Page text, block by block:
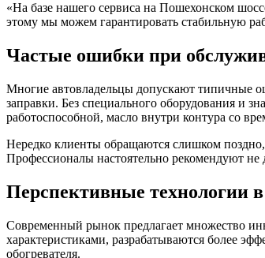
«На базе нашего сервиса на Пошехонском
этому мы можем гарантировать стабильную
Частые ошибки при
Многие автовладельцы допускают типичные
заправки. Без специального оборудования и
работоспособной, масло внутри контура со
Нередко клиенты обращаются слишком
Профессионалы настоятельно рекомендуют не
Перспективные технологии
Современный рынок предлагает множество
характеристиками, разрабатываются более
обогревателя.